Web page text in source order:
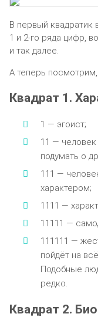
В первый квадратик
1 и 2-го ряда цифр,
и так далее.
А теперь
Квадрат 1.
1 — эгоист;
11 — человек
подумать о
111 —
характером;
1111 —
11111 —
111111 —
пойдёт на
Подобные
редко.
Квадрат 2.